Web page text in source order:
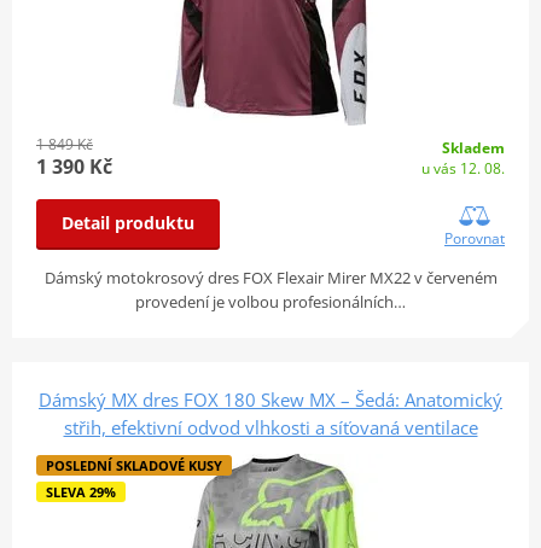
1 849 Kč
1 390 Kč
Skladem
u vás 12. 08.
Detail produktu
Porovnat
Dámský motokrosový dres FOX Flexair Mirer MX22 v červeném
provedení je volbou profesionálních…
Dámský MX dres FOX 180 Skew MX – Šedá: Anatomický
střih, efektivní odvod vlhkosti a síťovaná ventilace
POSLEDNÍ SKLADOVÉ KUSY
SLEVA 29%